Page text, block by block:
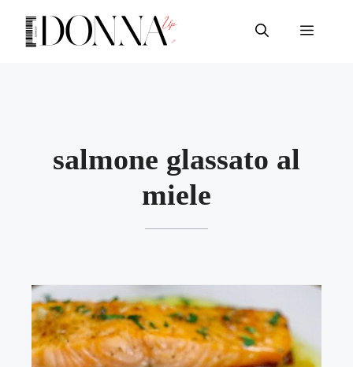
contenuto
Menu
salmone glassato al
miele